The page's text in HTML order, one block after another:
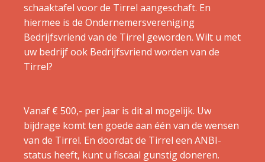
schaaktafel voor de Tirrel aangeschaft. En
hiermee is de Ondernemersvereniging
Bedrijfsvriend van de Tirrel geworden. Wilt u met
uw bedrijf ook Bedrijfsvriend worden van de
Tirrel?
Vanaf € 500,- per jaar is dit al mogelijk. Uw
bijdrage komt ten goede aan één van de wensen
van de Tirrel. En doordat de Tirrel een ANBI-
status heeft, kunt u fiscaal gunstig doneren.